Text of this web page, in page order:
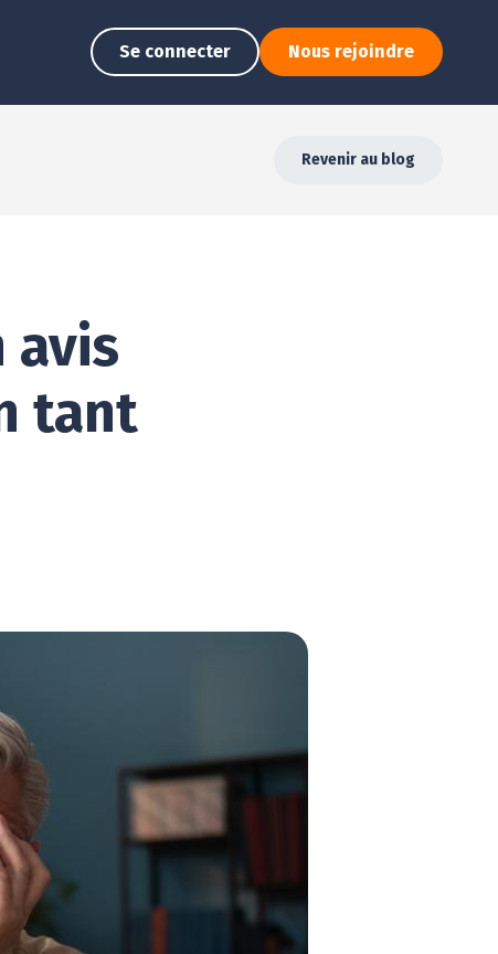
Se connecter Nous rejoindre
Revenir au blog
avis
tant